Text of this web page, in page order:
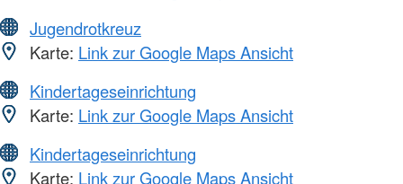
Jugendrotkreuz
Karte: Link zur Google Maps Ansicht
Kindertageseinrichtung
Karte: Link zur Google Maps Ansicht
Kindertageseinrichtung
Karte: Link zur Google Maps Ansicht